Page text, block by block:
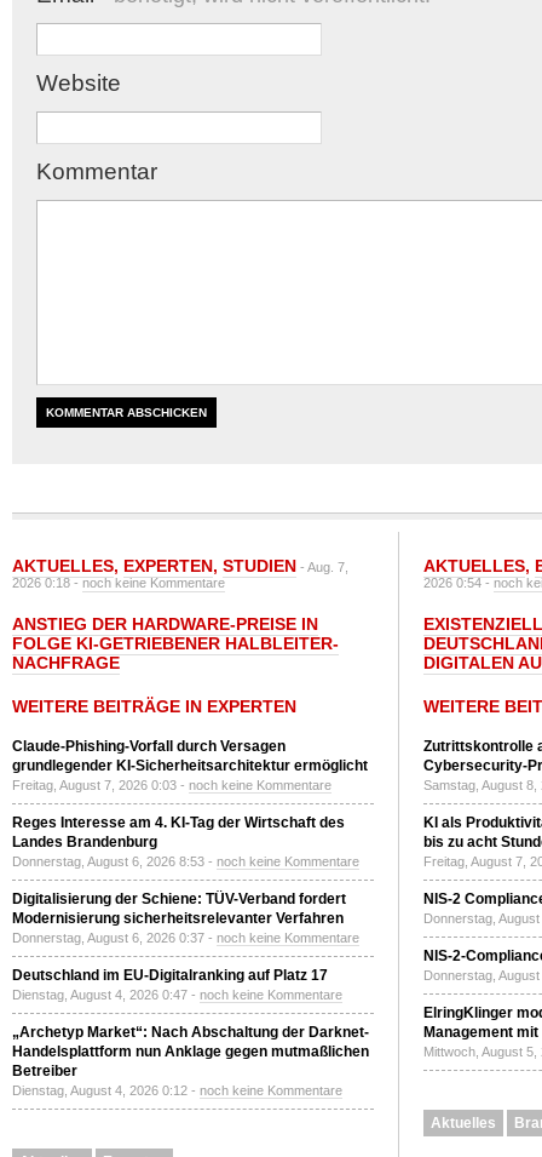
Website
Kommentar
AKTUELLES, EXPERTEN, STUDIEN - Aug. 7,
2026 0:18 -noch keine Kommentare
ANSTIEG DER HARDWARE-PREISE IN
FOLGE KI-GETRIEBENER HALBLEITER-
NACHFRAGE
WEITERE BEITRÄGE IN EXPERTEN
Claude-Phishing-Vorfall durch Versagen
grundlegender KI-Sicherheitsarchitektur ermöglicht
Freitag, August 7, 2026 0:03 - noch keine Kommentare
Reges Interesse am 4. KI-Tag der Wirtschaft des
Landes Brandenburg
Donnerstag, August 6, 2026 8:53 - noch keine Kommentare
Digitalisierung der Schiene: TÜV-Verband fordert
Modernisierung sicherheitsrelevanter Verfahren
Donnerstag, August 6, 2026 0:37 - noch keine Kommentare
Deutschland im EU-Digitalranking auf Platz 17
Dienstag, August 4, 2026 0:47 - noch keine Kommentare
„Archetyp Market“: Nach Abschaltung der Darknet-
Handelsplattform nun Anklage gegen mutmaßlichen
Betreiber
Dienstag, August 4, 2026 0:12 - noch keine Kommentare
AKTUELLES,
2026 0:54 -noch
DIGITALEN
WEITERE
Zutrittskontrolle
Cybersecurity-
Samstag, August
KI als
bis zu acht
Freitag, August 7,
NIS-2
Donnerstag,
NIS-2-
Donnerstag,
ElringKlinger
Management
Mittwoch, August
Aktuelles